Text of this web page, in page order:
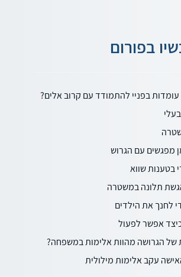
בפורום
עומדות בפניי להתמודד עם קרוב אלים?
מפגשים עם הגרוש
בטענות שווא
תלונה במשטרה
לחנך את הילדים
אפשר לפעול
של הגרושה מהוות אלימות במשפחה?
עקב אלימות מילולית